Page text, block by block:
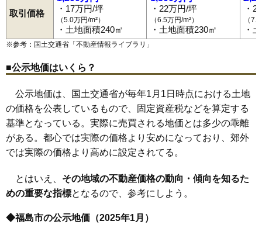
85 清水町 583万円 6.1%
松川町金沢 5.0万円 3,011万円 12.5%
87 飯坂町東湯野 4.8万円
90 下飯坂 4.5万円 81万円 -6.3%
91 岡島 4.1万円 1,616万円 3.7%
92 下野寺 4.1万円 361万円 4.8%
3.7万円
95 飯野町大久保 3.5万円 455万円 -2.8%
96 飯野町 3.0万円 391万円
97 荒井 2.8万円
取引価格
・17万円/坪
（5.0万円/m²）
・土地面積240㎡
・22万円/坪
（6.5万円/m²）
・土地面積230㎡
・
（
・
※参考：国土交通省「不動産情報ライブラリ 」
■公示地価はいくら？
公示地価は、国土交通省が毎年1月1日時点における土地
の価格を公表しているもので、固定資産税などを算定する
基準となっている。実際に売買される地価とは多少の乖離
がある。都心では実際の価格より安めになっており、郊外
では実際の価格より高めに設定されてる。
とはいえ、 その地域の不動産価格の動向・傾向を知るた
めの重要な指標となるので、参考にしよう。
◆福島市の公示地価（2025年1月）
笹谷五月町 清水町下飯坂 下野寺新町 清明町
太平寺
田沢立子山仲間町 鳥谷野 豊田町永井川
仁井田西中央野田町浜田町 万世町東中央東浜町
方木田蓬莱町堀河町町庭坂松川町松川町浅川松川町金沢
松川町関谷松川町沼袋松川町美郷 松木町
八木田八島田八島町
卸町駅
福島学院前駅瀬上駅
曽根田駅
美術館図書館前駅岩代清水駅 泉〔福島交通〕駅上松川駅
桜水駅平野駅医王寺前駅 花水坂駅飯坂温泉駅